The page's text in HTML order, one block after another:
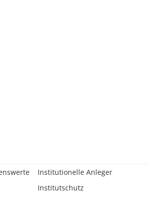
Institutionelle Anleger
Institutschutz